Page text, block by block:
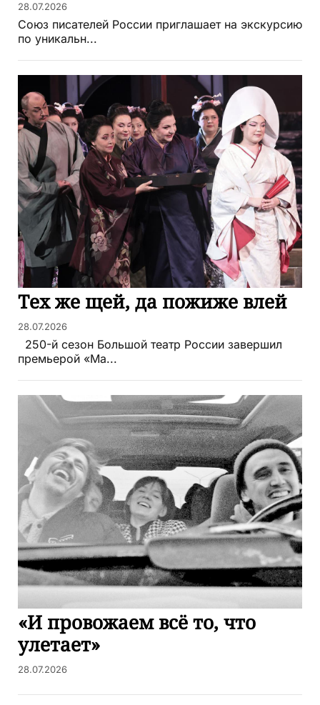
28.07.2026
Союз писателей России приглашает на экскурсию
по уникальн...
Тех же щей, да пожиже влей
28.07.2026
250-й сезон Большой театр России завершил
премьерой «Ма...
«И провожаем всё то, что
улетает»
28.07.2026